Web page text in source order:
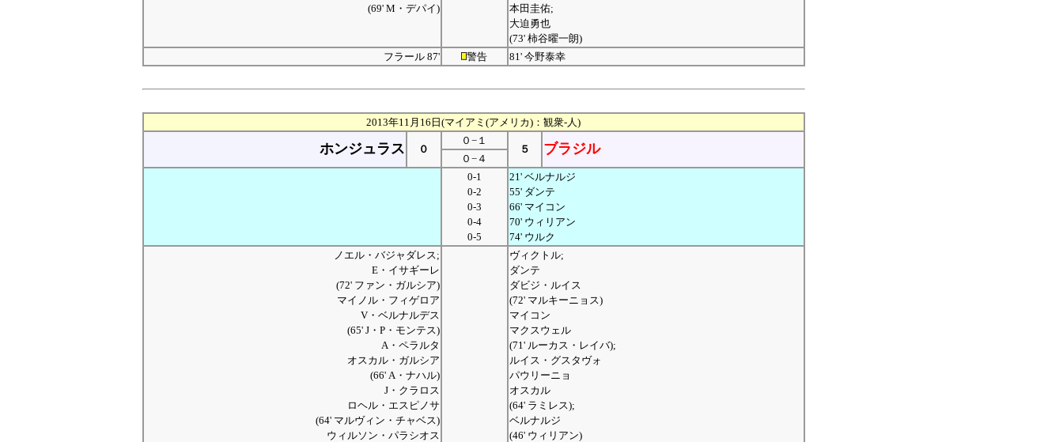
(69' M・デパイ)
本田圭佑;
大迫勇也
(73' 柿谷曜一朗)
フラール 87'
警告 81' 今野泰幸
2013年11月16日(マイアミ(アメリカ)：観衆-人)
ホンジュラス ０
０−１
５ ブラジル
０−４
0-1
0-2
0-3
0-4
0-5
21' ベルナルジ
55' ダンテ
66' マイコン
70' ウィリアン
74' ウルク
ノエル・バジャダレス;
E・イサギーレ
(72' ファン・ガルシア)
マイノル・フィゲロア
V・ベルナルデス
(65' J・P・モンテス)
A・ペラルタ
オスカル・ガルシア
(66' A・ナハル)
J・クラロス
ロヘル・エスピノサ
(64' マルヴィン・チャベス)
ウィルソン・パラシオス
ヴィクトル;
ダンテ
ダビジ・ルイス
(72' マルキーニョス)
マイコン
マクスウェル
(71' ルーカス・レイバ);
ルイス・グスタヴォ
パウリーニョ
オスカル
(64' ラミレス);
ベルナルジ
(46' ウィリアン)